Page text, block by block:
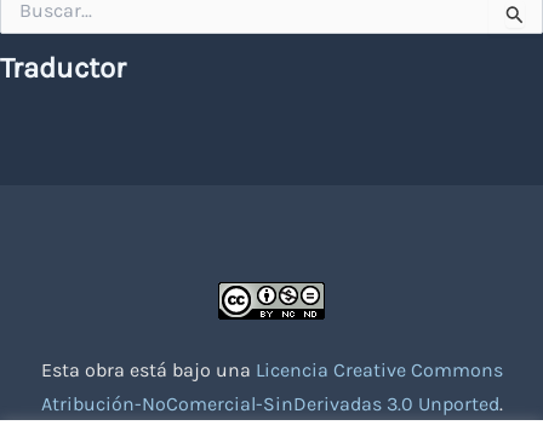
por:
Traductor
Esta obra está bajo una Licencia Creative Commons
Atribución-NoComercial-SinDerivadas 3.0 Unported.